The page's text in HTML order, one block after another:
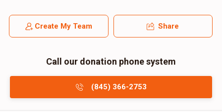
Create My Team Share
Call our donation phone system
(845) 366-2753